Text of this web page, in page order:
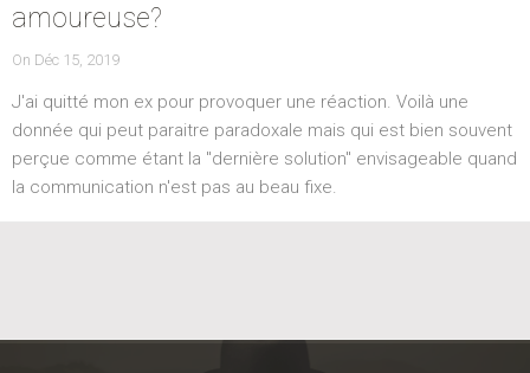
amoureuse?
On POSTED
Déc 15, 2019
J'ai quitté mon ex pour provoquer une réaction. Voilà une
donnée qui peut paraitre paradoxale mais qui est bien souvent
perçue comme étant la "dernière solution" envisageable quand
la communication n'est pas au beau fixe.